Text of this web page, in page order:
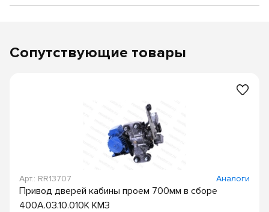
Сопутствующие товары
Арт.: RR13707 Аналоги
Привод дверей кабины проем 700мм в сборе
400А.03.10.010К КМЗ